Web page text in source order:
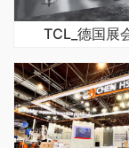
TCL_德国展